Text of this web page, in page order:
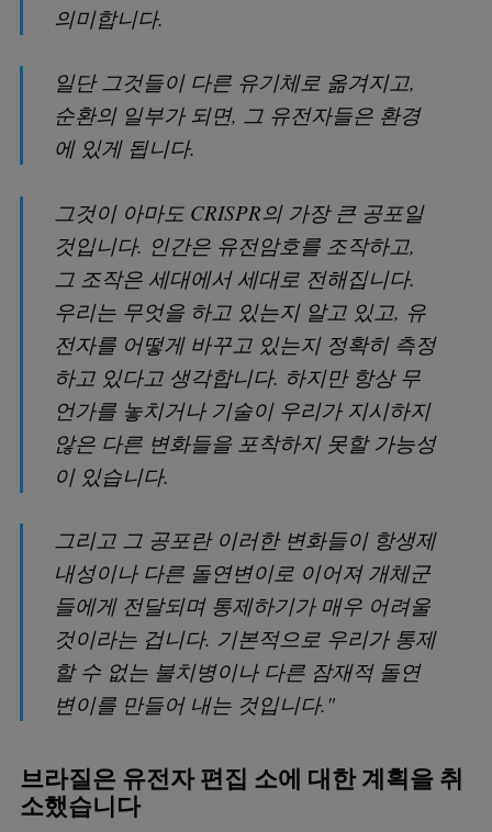
의미합니다.
일단 그것들이 다른 유기체로 옮겨지고,
순환의 일부가 되면, 그 유전자들은 환경
에 있게 됩니다.
그것이 아마도 CRISPR의 가장 큰 공포일
것입니다. 인간은 유전암호를 조작하고,
그 조작은 세대에서 세대로 전해집니다.
우리는 무엇을 하고 있는지 알고 있고, 유
전자를 어떻게 바꾸고 있는지 정확히 측정
하고 있다고 생각합니다. 하지만 항상 무
언가를 놓치거나 기술이 우리가 지시하지
않은 다른 변화들을 포착하지 못할 가능성
이 있습니다.
그리고 그 공포란 이러한 변화들이 항생제
내성이나 다른 돌연변이로 이어져 개체군
들에게 전달되며 통제하기가 매우 어려울
것이라는 겁니다. 기본적으로 우리가 통제
할 수 없는 불치병이나 다른 잠재적 돌연
변이를 만들어 내는 것입니다."
브라질은 유전자 편집 소에 대한 계획을 취
소했습니다